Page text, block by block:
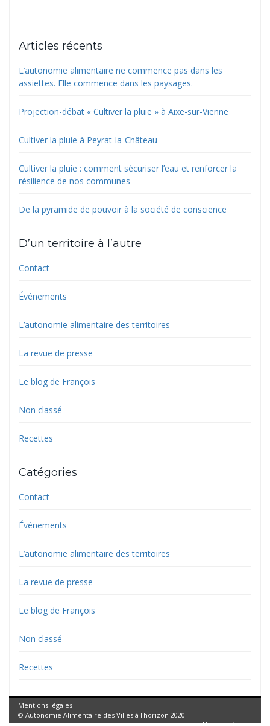
Articles récents
L’autonomie alimentaire ne commence pas dans les
assiettes. Elle commence dans les paysages.
Projection-débat « Cultiver la pluie » à Aixe-sur-Vienne
Cultiver la pluie à Peyrat-la-Château
Cultiver la pluie : comment sécuriser l’eau et renforcer la
résilience de nos communes
De la pyramide de pouvoir à la société de conscience
D’un territoire à l’autre
Contact
Événements
L’autonomie alimentaire des territoires
La revue de presse
Le blog de François
Non classé
Recettes
Catégories
Contact
Événements
L’autonomie alimentaire des territoires
La revue de presse
Le blog de François
Non classé
Recettes
Mentions légales
© Autonomie Alimentaire des Villes à l'horizon 2020